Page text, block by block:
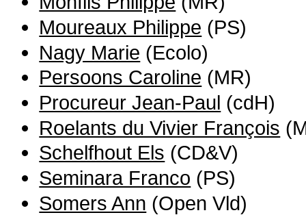
Moureaux Philippe (PS)
Nagy Marie (Ecolo)
Persoons Caroline (MR)
Procureur Jean-Paul (cdH)
Roelants du Vivier François
Schelfhout Els (CD&V)
Seminara Franco (PS)
Somers Ann (Open Vld)